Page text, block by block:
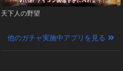
天下人の野望
他のガチャ実施中アプリを見る